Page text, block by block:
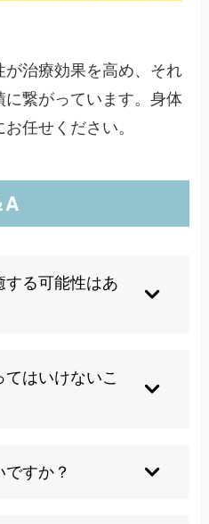
治療効果を高め、それ
繋がっています。身体
任せください。
A
する可能性はあ
はいけないこ
すか？